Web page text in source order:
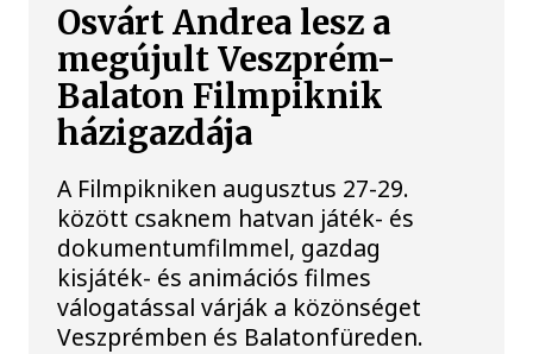
Osvárt Andrea lesz a
megújult Veszprém-
Balaton Filmpiknik
házigazdája
A Filmpikniken augusztus 27-29.
között csaknem hatvan játék- és
dokumentumfilmmel, gazdag
kisjáték- és animációs filmes
válogatással várják a közönséget
Veszprémben és Balatonfüreden.